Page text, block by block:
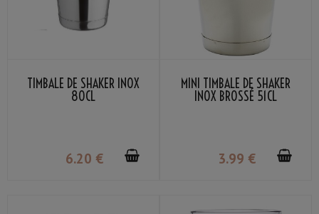
TIMBALE DE SHAKER INOX
80CL
6.20 €
MINI TIMBALE DE SHAKER
INOX BROSSÉ 51CL
3.99 €